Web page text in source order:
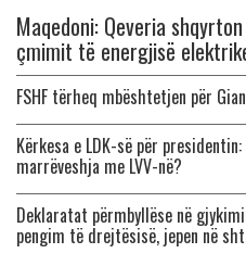
Maqedoni: Qeveria
çmimit të energjisë
FSHF tërheq mbështetjen për
Kërkesa e LDK-së për
marrëveshja me LVV-në?
Deklaratat përmbyllëse në
pengim të drejtësisë, jepen në